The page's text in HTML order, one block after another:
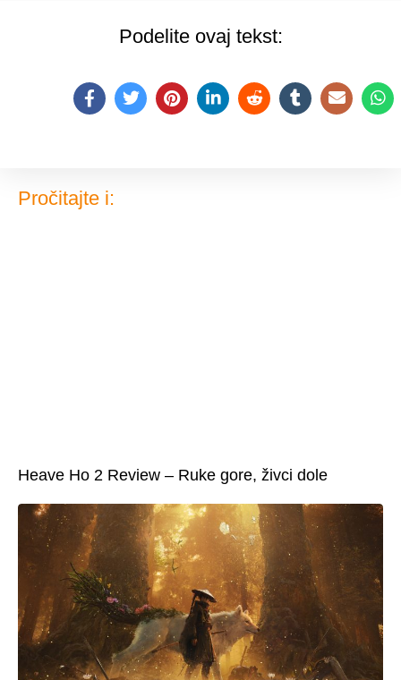
Podelite ovaj tekst:
Pročitajte i:
Heave Ho 2 Review – Ruke gore, živci dole